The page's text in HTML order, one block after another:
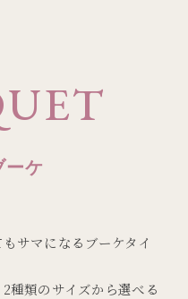
ーケ
サマになるブーケタイ
種類のサイズから選べる